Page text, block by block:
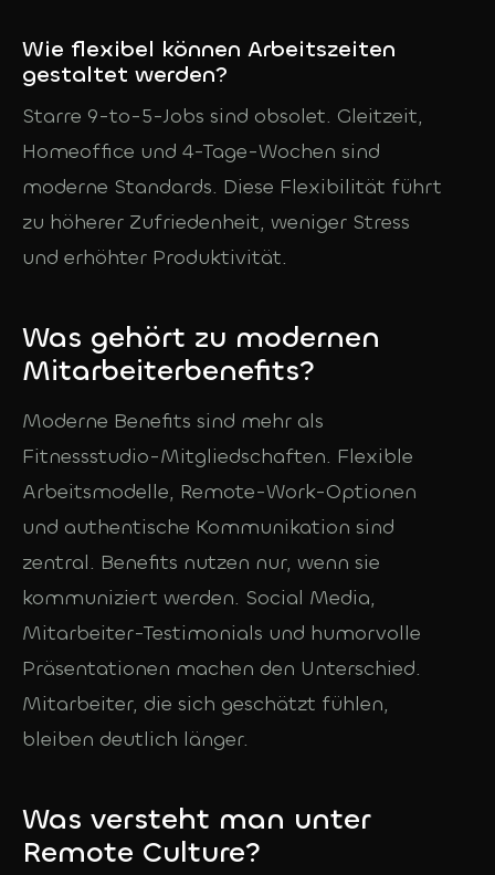
Wie flexibel können Arbeitszeiten
gestaltet werden?
Starre 9-to-5-Jobs sind obsolet. Gleitzeit,
Homeoffice und 4-Tage-Wochen sind
moderne Standards. Diese Flexibilität führt
zu höherer Zufriedenheit, weniger Stress
und erhöhter Produktivität.
Was gehört zu modernen
Mitarbeiterbenefits?
Moderne Benefits sind mehr als
Fitnessstudio-Mitgliedschaften. Flexible
Arbeitsmodelle, Remote-Work-Optionen
und authentische Kommunikation sind
zentral. Benefits nutzen nur, wenn sie
kommuniziert werden. Social Media,
Mitarbeiter-Testimonials und humorvolle
Präsentationen machen den Unterschied.
Mitarbeiter, die sich geschätzt fühlen,
bleiben deutlich länger.
Was versteht man unter
Remote Culture?